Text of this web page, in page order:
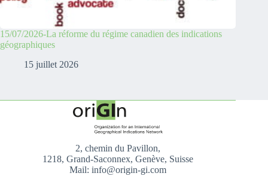
15/07/2026-La réforme du régime canadien des indications
géographiques
15 juillet 2026
2, chemin du Pavillon,
1218, Grand-Saconnex, Genève, Suisse
Mail: info@origin-gi.com